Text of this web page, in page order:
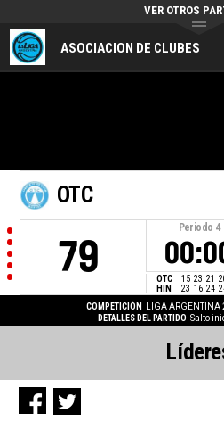
ASOCIACION DE CLUBES
VER OTROS
OTC
79
Periodo 4
OTC 15 23 21
HIN
23 16 24
COMPETICIÓN LIGA
DETALLES DEL PARTIDO Salto